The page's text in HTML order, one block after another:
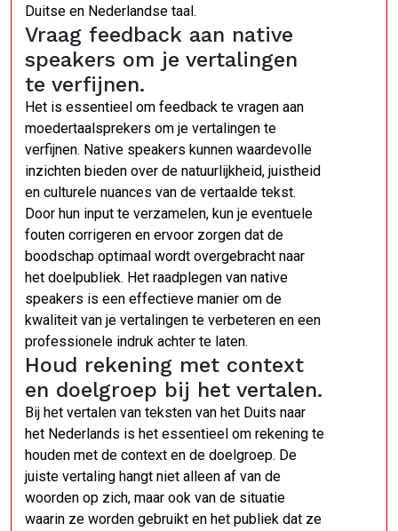
Duitse en Nederlandse taal.
Vraag feedback aan native
speakers om je vertalingen
te verfijnen.
Het is essentieel om feedback te vragen aan
moedertaalsprekers om je vertalingen te
verfijnen. Native speakers kunnen waardevolle
inzichten bieden over de natuurlijkheid, juistheid
en culturele nuances van de vertaalde tekst.
Door hun input te verzamelen, kun je eventuele
fouten corrigeren en ervoor zorgen dat de
boodschap optimaal wordt overgebracht naar
het doelpubliek. Het raadplegen van native
speakers is een effectieve manier om de
kwaliteit van je vertalingen te verbeteren en een
professionele indruk achter te laten.
Houd rekening met context
en doelgroep bij het vertalen.
Bij het vertalen van teksten van het Duits naar
het Nederlands is het essentieel om rekening te
houden met de context en de doelgroep. De
juiste vertaling hangt niet alleen af van de
woorden op zich, maar ook van de situatie
waarin ze worden gebruikt en het publiek dat ze